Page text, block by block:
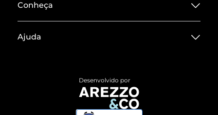
Conheça
Termos de Uso
ZZ MALL é confiável
Ajuda
Devolução do Produto
Compre pelo WhatsApp
Desenvolvido por